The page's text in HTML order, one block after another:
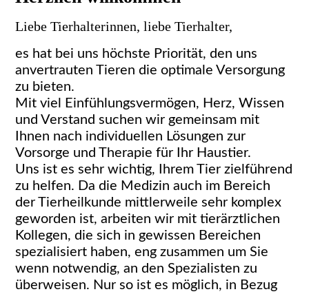
Liebe Tierhalterinnen, liebe Tierhalter,
es hat bei uns höchste Priorität, den uns
anvertrauten Tieren die optimale Versorgung
zu bieten.
Mit viel Einfühlungsvermögen, Herz, Wissen
und Verstand suchen wir gemeinsam mit
Ihnen nach individuellen Lösungen zur
Vorsorge und Therapie für Ihr Haustier.
Uns ist es sehr wichtig, Ihrem Tier zielführend
zu helfen. Da die Medizin auch im Bereich
der Tierheilkunde mittlerweile sehr komplex
geworden ist, arbeiten wir mit tierärztlichen
Kollegen, die sich in gewissen Bereichen
spezialisiert haben, eng zusammen um Sie
wenn notwendig, an den Spezialisten zu
überweisen. Nur so ist es möglich, in Bezug